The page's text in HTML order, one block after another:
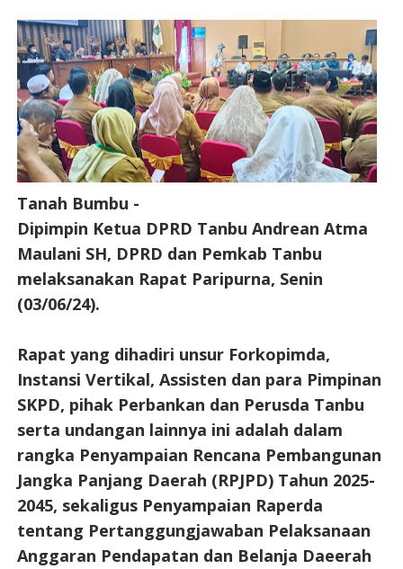
Tanah Bumbu -
Dipimpin Ketua DPRD Tanbu Andrean Atma
Maulani SH, DPRD dan Pemkab Tanbu
melaksanakan Rapat Paripurna, Senin
(03/06/24).
Rapat yang dihadiri unsur Forkopimda,
Instansi Vertikal, Assisten dan para Pimpinan
SKPD, pihak Perbankan dan Perusda Tanbu
serta undangan lainnya ini adalah dalam
rangka Penyampaian Rencana Pembangunan
Jangka Panjang Daerah (RPJPD) Tahun 2025-
2045, sekaligus Penyampaian Raperda
tentang Pertanggungjawaban Pelaksanaan
Anggaran Pendapatan dan Belanja Daeerah